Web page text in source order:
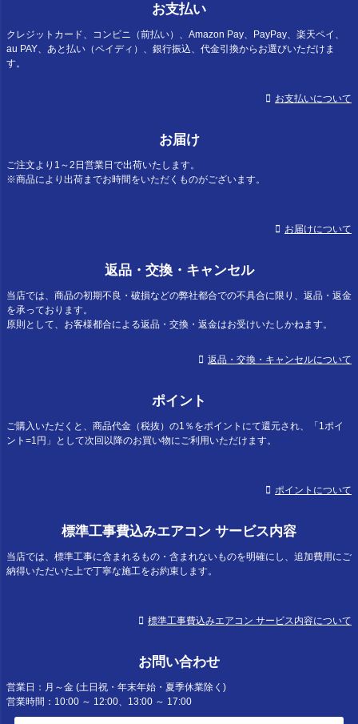
お支払い
クレジットカード、コンビニ（前払い）、Amazon Pay、PayPay、楽天ペイ、
au PAY、あと払い（ペイディ）、銀行振込、代金引換からお選びいただけま
す。
お支払いについて
お届け
ご注文より1～2日営業日で出荷いたします。
※商品により出荷までお時間をいただくものがございます。
お届けについて
返品・交換・キャンセル
当店では、商品の初期不良・破損などの弊社都合での不具合に限り、返品・返金
を承っております。
原則として、お客様都合による返品・交換・返金はお受けいたしかねます。
返品・交換・キャンセルについて
ポイント
ご購入いただくと、商品代金（税抜）の1％をポイントにて還元され、「1ポイ
ント=1円」として次回以降のお買い物にご利用いただけます。
ポイントについて
標準工事費込みエアコン サービス内容
当店では、標準工事に含まれるもの・含まれないものを明確にし、追加費用にご
納得いただいた上で丁寧な施工をお約束します。
標準工事費込みエアコン サービス内容について
お問い合わせ
営業日：月～金 (土日祝・年末年始・夏季休業除く)
営業時間：10:00 ～ 12:00、13:00 ～ 17:00